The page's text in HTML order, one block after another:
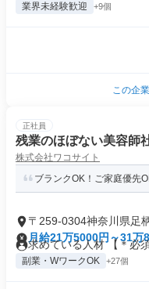
業界未経験歓迎 +9個
この企
正社員
残業のほぼない美容師
株式会社ワコサイト
ブランクOK！ご家庭優先
〒259-0304神奈川県足
月給21万5000円～31万
求めている人材 【＊必
副業・WワークOK +27個